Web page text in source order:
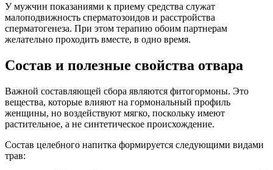
У мужчин показаниями к приему средства служат
малоподвижность сперматозоидов и расстройства
сперматогенеза. При этом терапию обоим партнерам
желательно проходить вместе, в одно время.
Состав и полезные свойства отвара
Важной составляющей сбора являются фитогормоны. Это
вещества, которые влияют на гормональный профиль
женщины, но воздействуют мягко, поскольку имеют
растительное, а не синтетическое происхождение.
Состав целебного напитка формируется следующими видами
трав: